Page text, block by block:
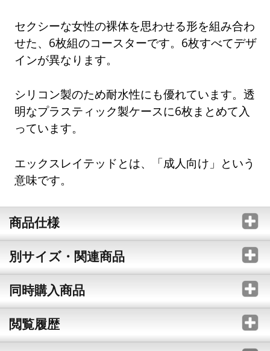
セクシーな女性の裸体を思わせる形を組み合わ
せた、6枚組のコースターです。6枚すべてデザ
インが異なります。
シリコン製のため耐水性にも優れています。透
明なプラスティック製ケースに6枚まとめて入
っています。
エックスレイテッドとは、「成人向け」という
意味です。
商品仕様
別サイズ・関連商品
同時購入商品
閲覧履歴